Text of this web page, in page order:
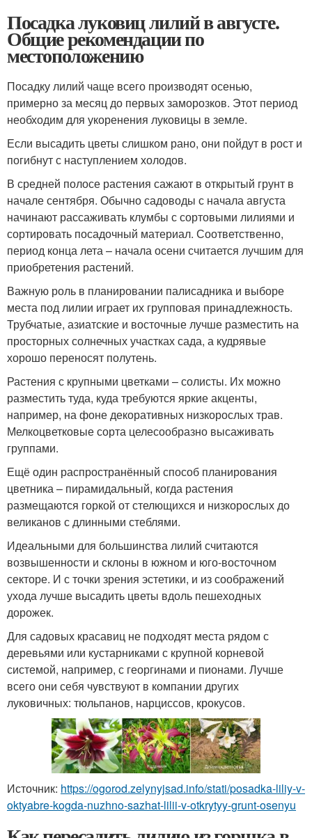
Посадка луковиц лилий в августе.
Общие рекомендации по
местоположению
Посадку лилий чаще всего производят осенью,
примерно за месяц до первых заморозков. Этот период
необходим для укоренения луковицы в земле.
Если высадить цветы слишком рано, они пойдут в рост и
погибнут с наступлением холодов.
В средней полосе растения сажают в открытый грунт в
начале сентября. Обычно садоводы с начала августа
начинают рассаживать клумбы с сортовыми лилиями и
сортировать посадочный материал. Соответственно,
период конца лета – начала осени считается лучшим для
приобретения растений.
Важную роль в планировании палисадника и выборе
места под лилии играет их групповая принадлежность.
Трубчатые, азиатские и восточные лучше разместить на
просторных солнечных участках сада, а кудрявые
хорошо переносят полутень.
Растения с крупными цветками – солисты. Их можно
разместить туда, куда требуются яркие акценты,
например, на фоне декоративных низкорослых трав.
Мелкоцветковые сорта целесообразно высаживать
группами.
Ещё один распространённый способ планирования
цветника – пирамидальный, когда растения
размещаются горкой от стелющихся и низкорослых до
великанов с длинными стеблями.
Идеальными для большинства лилий считаются
возвышенности и склоны в южном и юго-восточном
секторе. И с точки зрения эстетики, и из соображений
ухода лучше высадить цветы вдоль пешеходных
дорожек.
Для садовых красавиц не подходят места рядом с
деревьями или кустарниками с крупной корневой
системой, например, с георгинами и пионами. Лучше
всего они себя чувствуют в компании других
луковичных: тюльпанов, нарциссов, крокусов.
Источник: https://ogorod.zelynyjsad.info/stati/posadka-liliy-v-
oktyabre-kogda-nuzhno-sazhat-lilii-v-otkrytyy-grunt-osenyu